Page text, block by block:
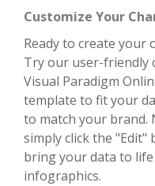
Customize Your
Ready to create your
Try our user-friendly
Visual Paradigm
template to fit your
to match your
simply click the
bring your data to
infographics.